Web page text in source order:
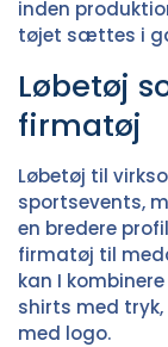
inden
tøjet sættes i
Løbetøj
firmatøj
Løbetøj til
sportsevents,
en bredere
firmatøj til
kan I
shirts med tryk,
med logo.